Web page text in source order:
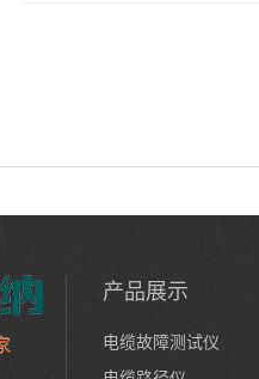
产品展示
电缆故障测试仪